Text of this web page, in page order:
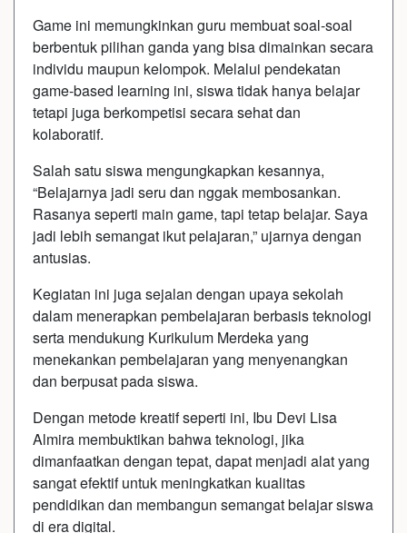
Game ini memungkinkan guru membuat soal-soal
berbentuk pilihan ganda yang bisa dimainkan secara
individu maupun kelompok. Melalui pendekatan
game-based learning ini, siswa tidak hanya belajar
tetapi juga berkompetisi secara sehat dan
kolaboratif.
Salah satu siswa mengungkapkan kesannya,
“Belajarnya jadi seru dan nggak membosankan.
Rasanya seperti main game, tapi tetap belajar. Saya
jadi lebih semangat ikut pelajaran,” ujarnya dengan
antusias.
Kegiatan ini juga sejalan dengan upaya sekolah
dalam menerapkan pembelajaran berbasis teknologi
serta mendukung Kurikulum Merdeka yang
menekankan pembelajaran yang menyenangkan
dan berpusat pada siswa.
Dengan metode kreatif seperti ini, Ibu Devi Lisa
Almira membuktikan bahwa teknologi, jika
dimanfaatkan dengan tepat, dapat menjadi alat yang
sangat efektif untuk meningkatkan kualitas
pendidikan dan membangun semangat belajar siswa
di era digital.